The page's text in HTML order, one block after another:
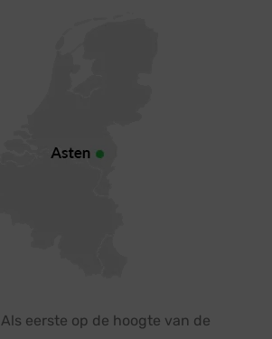
Als eerste op de hoogte van de